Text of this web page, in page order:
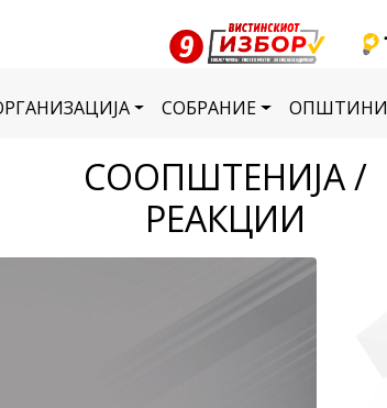
СОБРАНИЕ ОПШТИНИ
СООПШТЕНИЈА /
РЕАКЦИИ